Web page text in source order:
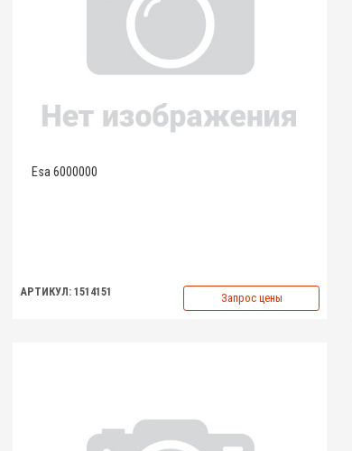
Esa 6000000
АРТИКУЛ: 1514151 Запрос цены